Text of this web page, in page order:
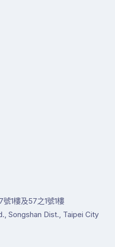
1樓及57之1號1樓
Songshan Dist., Taipei City